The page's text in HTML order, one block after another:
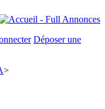
Déposer une
>